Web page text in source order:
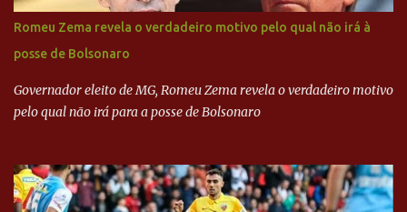
diretamente com o paulista. Depoimentos mostram como o
dinheiro da Odebrecht bancou a campanha de Serra em 2010 Leia
mais... A Lava Jato chega ao PSDB | VEJA.com
Romeu Zema revela o verdadeiro motivo pelo qual não irá à
posse de Bolsonaro
Governador eleito de MG, Romeu Zema revela o verdadeiro motivo
pelo qual não irá para a posse de Bolsonaro